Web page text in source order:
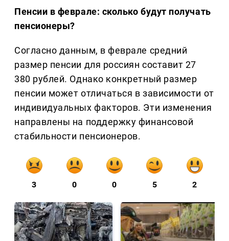
Пенсии в феврале: сколько будут получать
пенсионеры?
Согласно данным, в феврале средний
размер пенсии для россиян составит 27
380 рублей. Однако конкретный размер
пенсии может отличаться в зависимости от
индивидуальных факторов. Эти изменения
направлены на поддержку финансовой
стабильности пенсионеров.
3 0 0 5 2